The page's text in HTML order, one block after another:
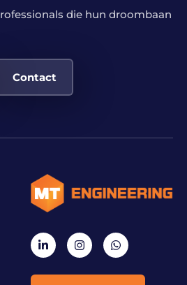
die hun droombaan
Contact